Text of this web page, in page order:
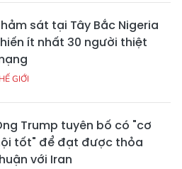
sát tại Tây Bắc Nigeria
ít nhất 30 người thiệt
GIỚI
Trump tuyên bố có "cơ
tốt" để đạt được thỏa
với Iran